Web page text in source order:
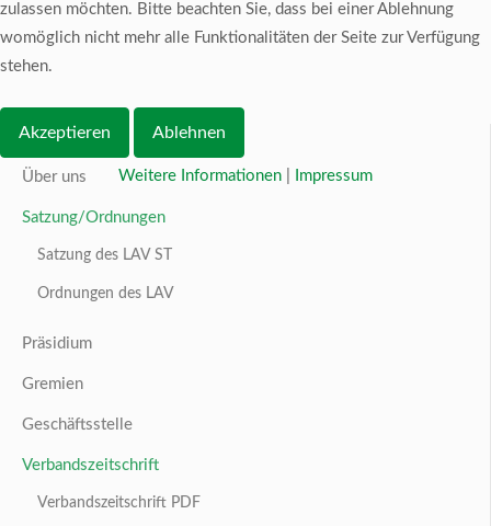
Über uns
Über uns
Satzung/Ordnungen
Satzung des LAV ST
Ordnungen des LAV
Präsidium
Gremien
Geschäftsstelle
Verbandszeitschrift
Verbandszeitschrift PDF
zulassen möchten. Bitte beachten Sie, dass bei einer Ablehnung
womöglich nicht mehr alle Funktionalitäten der Seite zur Verfügung
stehen.
Akzeptieren Ablehnen
Weitere Informationen Impressum